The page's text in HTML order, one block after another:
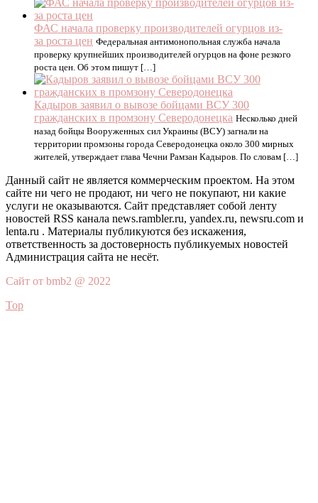
ФАС начала проверку производителей огурцов из-
за роста цен Федеральная антимонопольная служба начала
проверку крупнейших производителей огурцов на фоне резкого
роста цен. Об этом пишут […]
Кадыров заявил о вывозе бойцами ВСУ 300
гражданских в промзону Северодонецка Несколько дней
назад бойцы Вооруженных сил Украины (ВСУ) загнали на
территории промзоны города Северодонецка около 300 мирных
жителей, утверждает глава Чечни Рамзан Кадыров. По словам […]
Данный сайт не является коммерческим проектом. На этом
сайте ни чего не продают, ни чего не покупают, ни какие
услуги не оказываются. Сайт представляет собой ленту
новостей RSS канала news.rambler.ru, yandex.ru, newsru.com и
lenta.ru . Материалы публикуются без искажения,
ответственность за достоверность публикуемых новостей
Администрация сайта не несёт.
Сайт от bmb2 @ 2022
Top